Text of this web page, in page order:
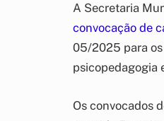
A Secretaria
convocação de
05/2025 para os
psicopedagogia
Os convocados